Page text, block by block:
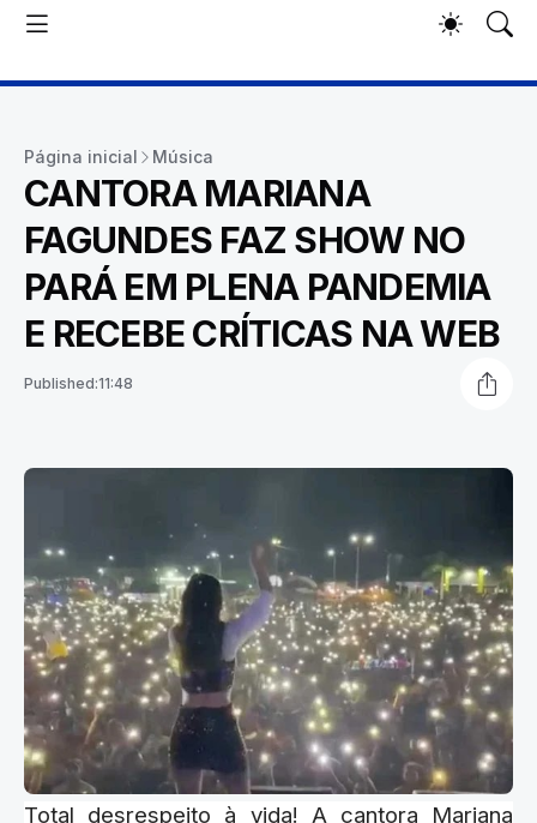
Página inicial Música
CANTORA MARIANA
FAGUNDES FAZ SHOW NO
PARÁ EM PLENA PANDEMIA
E RECEBE CRÍTICAS NA WEB
Published:11:48
Total desrespeito à vida! A cantora Mariana